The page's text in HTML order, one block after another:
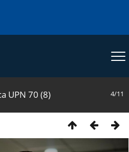
4/11
UPN 70 (8)